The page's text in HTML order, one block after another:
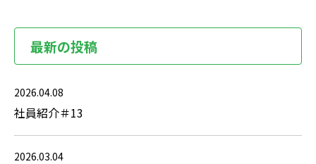
最新の投稿
2026.04.08
社員紹介＃13
2026.03.04